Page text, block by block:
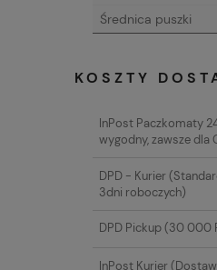
Średnica puszki
KOSZTY
InPost Paczkomaty
wygodny, zawsze dla
DPD - Kurier
3dni roboczych)
DPD Pickup(30 000
InPost Kurier